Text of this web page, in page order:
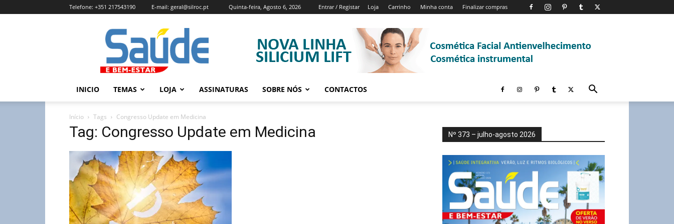
Quinta-feira, Agosto 6, 2026 Entrar / Registar Loja Carrinho Minha conta Finalizar compras
Telefone: +351 217543190 E-mail: geral@silroc.pt
Revista
Saúde
e
Bem
Estar
Edição
INICIO TEMAS LOJA ASSINATURAS SOBRE NÓS CONTACTOS
Início Tags Congresso Update em Medicina
Tag: Congresso Update em Medicina Nº 373 – julho-agosto 2026